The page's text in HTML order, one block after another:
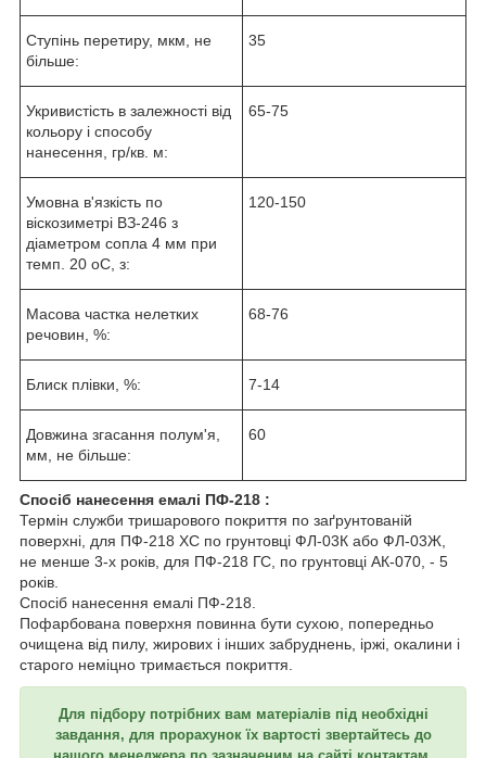
Ступінь перетиру, мкм, не
більше:
35
Укривистість в залежності від
кольору і способу
нанесення, гр/кв. м:
65-75
Умовна в'язкість по
віскозиметрі ВЗ-246 з
діаметром сопла 4 мм при
темп. 20 оС, з:
120-150
Масова частка нелетких
речовин, %:
68-76
Блиск плівки, %: 7-14
Довжина згасання полум'я,
мм, не більше:
60
Спосіб нанесення емалі ПФ-218 :
Термін служби тришарового покриття по заґрунтованій
поверхні, для ПФ-218 ХС по грунтовці ФЛ-03К або ФЛ-03Ж,
не менше 3-х років, для ПФ-218 ГС, по грунтовці АК-070, - 5
років.
Спосіб нанесення емалі ПФ-218.
Пофарбована поверхня повинна бути сухою, попередньо
очищена від пилу, жирових і інших забруднень, іржі, окалини і
старого неміцно тримається покриття.
Для підбору потрібних вам матеріалів під необхідні
завдання, для прорахунок їх вартості звертайтесь до